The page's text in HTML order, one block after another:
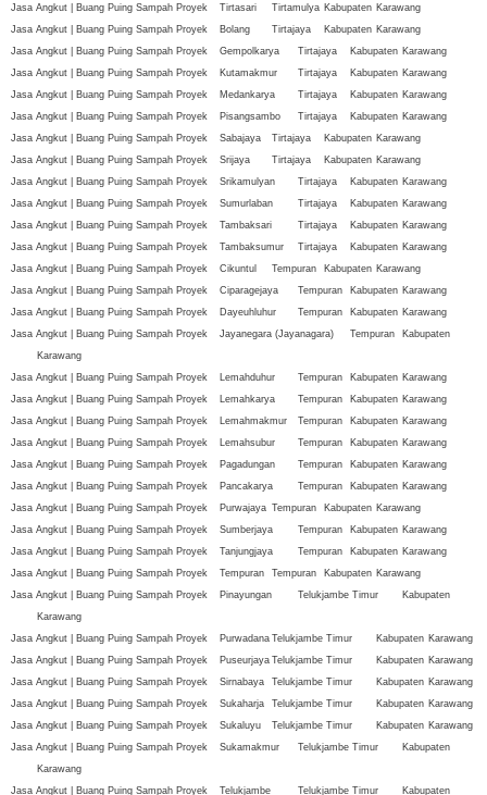
Jasa Angkut | Buang Puing Sampah Proyek
Tirtasari Tirtamulya Kabupaten Karawang
Jasa Angkut | Buang Puing Sampah Proyek
Bolang Tirtajaya Kabupaten Karawang
Jasa Angkut | Buang Puing Sampah Proyek
Gempolkarya Tirtajaya Kabupaten Karawang
Jasa Angkut | Buang Puing Sampah Proyek
Kutamakmur Tirtajaya Kabupaten Karawang
Jasa Angkut | Buang Puing Sampah Proyek
Medankarya Tirtajaya Kabupaten Karawang
Jasa Angkut | Buang Puing Sampah Proyek
Pisangsambo Tirtajaya Kabupaten Karawang
Jasa Angkut | Buang Puing Sampah Proyek
Sabajaya Tirtajaya Kabupaten Karawang
Jasa Angkut | Buang Puing Sampah Proyek
Srijaya Tirtajaya Kabupaten Karawang
Jasa Angkut | Buang Puing Sampah Proyek
Srikamulyan Tirtajaya Kabupaten Karawang
Jasa Angkut | Buang Puing Sampah Proyek
Sumurlaban Tirtajaya Kabupaten Karawang
Jasa Angkut | Buang Puing Sampah Proyek
Tambaksari Tirtajaya Kabupaten Karawang
Jasa Angkut | Buang Puing Sampah Proyek
Tambaksumur Tirtajaya Kabupaten Karawang
Jasa Angkut | Buang Puing Sampah Proyek
Cikuntul Tempuran Kabupaten Karawang
Jasa Angkut | Buang Puing Sampah Proyek
Ciparagejaya Tempuran Kabupaten Karawang
Jasa Angkut | Buang Puing Sampah Proyek
Dayeuhluhur Tempuran Kabupaten Karawang
Jasa Angkut | Buang Puing Sampah Proyek
Jayanegara (Jayanagara) Tempuran
Kabupaten
Karawang
Jasa Angkut | Buang Puing Sampah Proyek
Lemahduhur Tempuran Kabupaten Karawang
Jasa Angkut | Buang Puing Sampah Proyek
Lemahkarya Tempuran Kabupaten Karawang
Jasa Angkut | Buang Puing Sampah Proyek
Lemahmakmur Tempuran Kabupaten Karawang
Jasa Angkut | Buang Puing Sampah Proyek
Lemahsubur Tempuran Kabupaten Karawang
Jasa Angkut | Buang Puing Sampah Proyek
Pagadungan Tempuran Kabupaten Karawang
Jasa Angkut | Buang Puing Sampah Proyek
Pancakarya Tempuran Kabupaten Karawang
Jasa Angkut | Buang Puing Sampah Proyek
Purwajaya Tempuran Kabupaten Karawang
Jasa Angkut | Buang Puing Sampah Proyek
Sumberjaya Tempuran Kabupaten Karawang
Jasa Angkut | Buang Puing Sampah Proyek
Tanjungjaya Tempuran Kabupaten Karawang
Jasa Angkut | Buang Puing Sampah Proyek
Tempuran Tempuran Kabupaten Karawang
Jasa Angkut | Buang Puing Sampah Proyek
Pinayungan Telukjambe Timur
Kabupaten
Karawang
Jasa Angkut | Buang Puing Sampah Proyek
Purwadana Telukjambe Timur Kabupaten Karawang
Jasa Angkut | Buang Puing Sampah Proyek
Puseurjaya Telukjambe Timur Kabupaten Karawang
Jasa Angkut | Buang Puing Sampah Proyek
Sirnabaya Telukjambe Timur Kabupaten Karawang
Jasa Angkut | Buang Puing Sampah Proyek
Sukaharja Telukjambe Timur Kabupaten Karawang
Jasa Angkut | Buang Puing Sampah Proyek
Sukaluyu Telukjambe Timur Kabupaten Karawang
Jasa Angkut | Buang Puing Sampah Proyek
Sukamakmur Telukjambe Timur
Kabupaten
Karawang
Jasa Angkut | Buang Puing Sampah Proyek
Telukjambe Telukjambe Timur Kabupaten